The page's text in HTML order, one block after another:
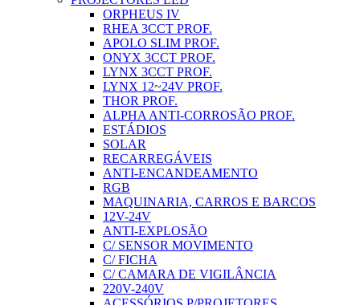
ORPHEUS IV
RHEA 3CCT PROF.
APOLO SLIM PROF.
ONYX 3CCT PROF.
LYNX 3CCT PROF.
LYNX 12~24V PROF.
THOR PROF.
ALPHA ANTI-CORROSÃO PROF.
ESTÁDIOS
SOLAR
RECARREGÁVEIS
ANTI-ENCANDEAMENTO
RGB
MAQUINARIA, CARROS E BARCOS
12V-24V
ANTI-EXPLOSÃO
C/ SENSOR MOVIMENTO
C/ FICHA
C/ CAMARA DE VIGILÂNCIA
220V-240V